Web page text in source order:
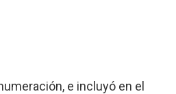
e incluyó en el